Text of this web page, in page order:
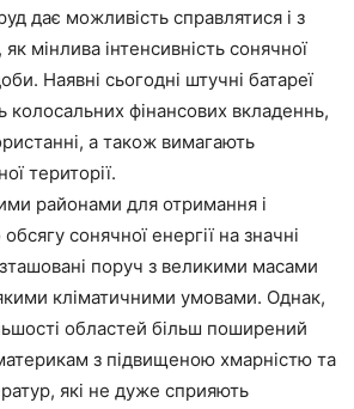
дає можливість справлятися і з
мінлива інтенсивність сонячної
Наявні сьогодні штучні батареї
колосальних фінансових вкладеннь,
а також вимагають
території.
районами для отримання і
сонячної енергії на значні
поруч з великими масами
кліматичними умовами. Однак,
областей більш поширений
з підвищеною хмарністю та
які не дуже сприяють